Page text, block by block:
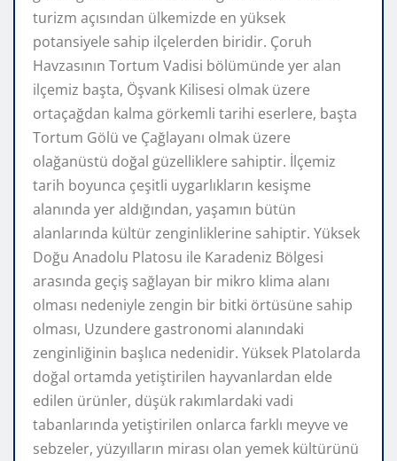
turizm açısından ülkemizde en yüksek
potansiyele sahip ilçelerden biridir. Çoruh
Havzasının Tortum Vadisi bölümünde yer alan
ilçemiz başta, Öşvank Kilisesi olmak üzere
ortaçağdan kalma görkemli tarihi eserlere, başta
Tortum Gölü ve Çağlayanı olmak üzere
olağanüstü doğal güzelliklere sahiptir. İlçemiz
tarih boyunca çeşitli uygarlıkların kesişme
alanında yer aldığından, yaşamın bütün
alanlarında kültür zenginliklerine sahiptir. Yüksek
Doğu Anadolu Platosu ile Karadeniz Bölgesi
arasında geçiş sağlayan bir mikro klima alanı
olması nedeniyle zengin bir bitki örtüsüne sahip
olması, Uzundere gastronomi alanındaki
zenginliğinin başlıca nedenidir. Yüksek Platolarda
doğal ortamda yetiştirilen hayvanlardan elde
edilen ürünler, düşük rakımlardaki vadi
tabanlarında yetiştirilen onlarca farklı meyve ve
sebzeler, yüzyılların mirası olan yemek kültürünü